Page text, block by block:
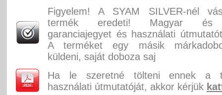
Figyelem! A SYAM SILVER-nél
termék eredeti! Magyar és
garanciajegyet és használati
A terméket egy másik
küldeni, saját doboza saj
Ha le szeretné tölteni ennek a
használati útmutatóját, akkor kérjük